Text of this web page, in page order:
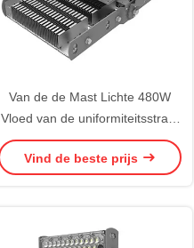
Van de de Mast Lichte 480W
Vloed van de uniformiteitsstraat
de Hoge Lichte Mast voor Bouw
Vind de beste prijs